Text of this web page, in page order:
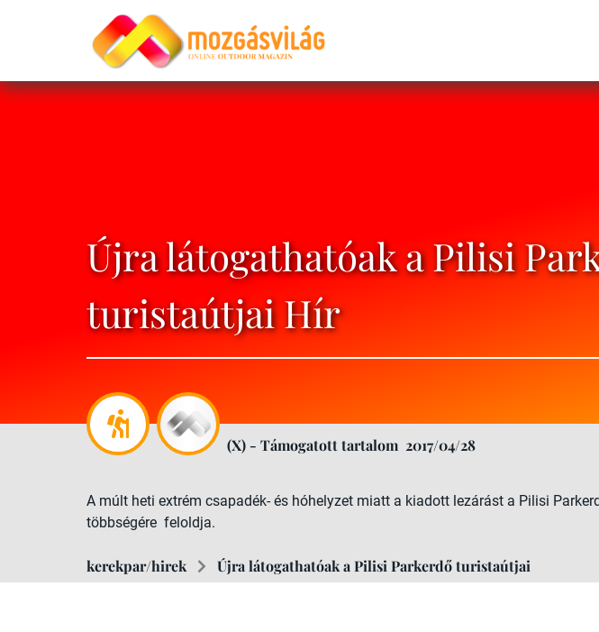
Újra látogathatóak a Pilisi
turistaútjai Hír
(X) - Támogatott tartalom 2017/04/28
A múlt heti extrém csapadék- és hóhelyzet miatt a kiadott lezárást a Pilisi
többségére feloldja.
kerekpar/hirek Újra látogathatóak a Pilisi Parkerdő turistaútjai